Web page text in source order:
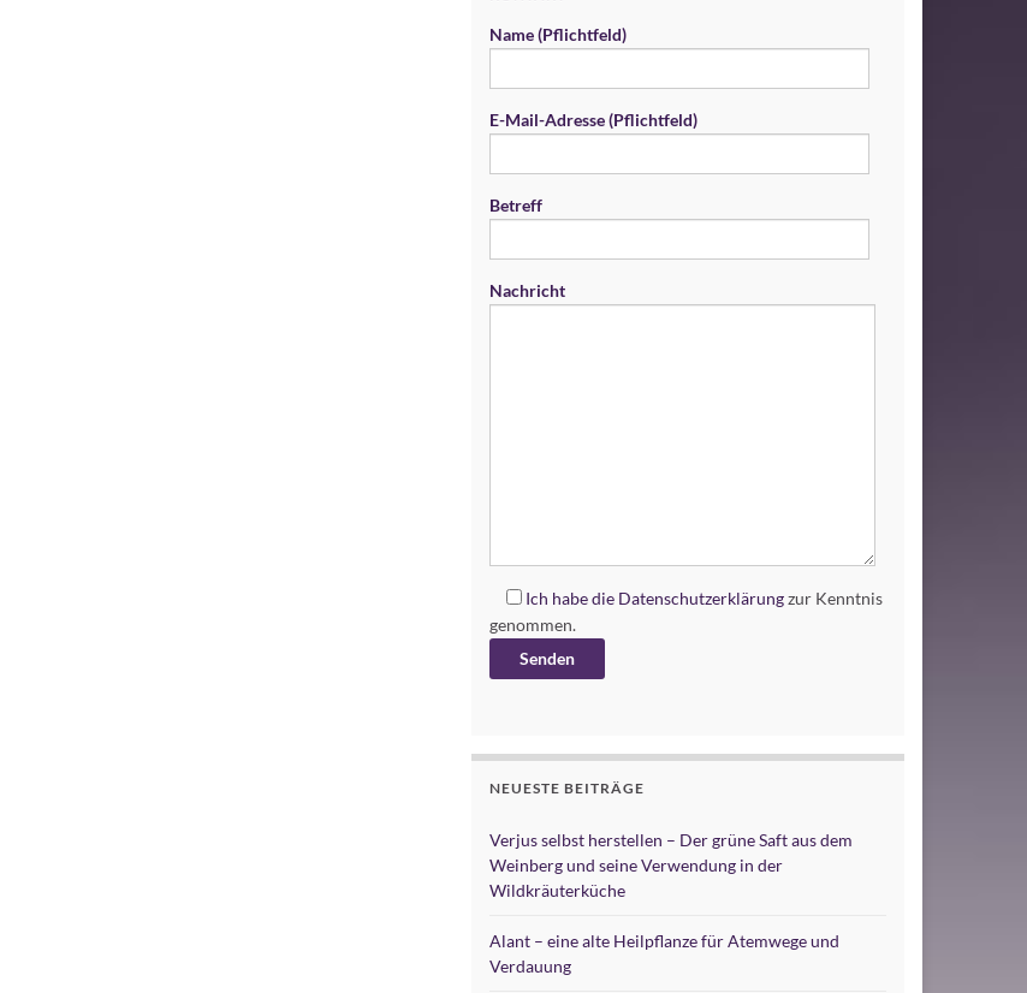
Name (Pflichtfeld)
E-Mail-Adresse (Pflichtfeld)
Betreff
Nachricht
Ich habe die Datenschutzerklärungzur Kenntnis
genommen.
NEUESTE BEITRÄGE
Verjus selbst herstellen – Der grüne Saft aus dem
Weinberg und seine Verwendung in der
Wildkräuterküche
Alant – eine alte Heilpflanze für Atemwege und
Verdauung